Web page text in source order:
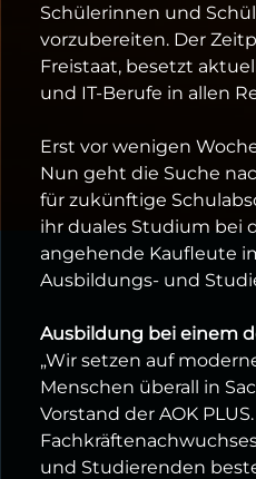
Schülerinnen und
vorzubereiten. Der
Freistaat, besetzt
und IT-Berufe in allen
Erst vor wenigen
Nun geht die Suche
für zukünftige
ihr duales Studium bei
angehende Kaufleute
Ausbildungs- und
Ausbildung bei einem
„Wir setzen auf
Menschen überall in
Vorstand der AOK
und Studierenden